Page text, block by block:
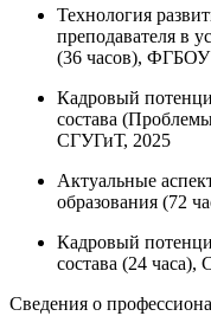
Технология
преподавателя в
(36 часов),
Кадровый
состава
СГУГиТ, 2025
Актуальные
образования (72
Кадровый
состава (24
Сведения о